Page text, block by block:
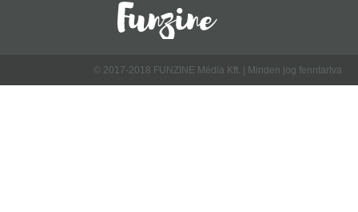
© 2017-2018 FUNZINE Média Kft. | Minden jog fenntartva